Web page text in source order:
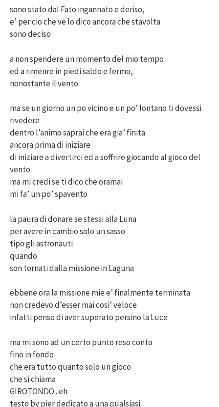
sono stato dal Fato ingannato e deriso,
e’ per cio che ve lo dico ancora che stavolta
sono deciso
a non spendere un momento del mio tempo
ed a rimenre in piedi saldo e fermo,
nonostante il vento
ma se un giorno un po vicino e un po’ lontano ti dovessi
rivedere
dentro l’animo saprai che era gia’ finita
ancora prima di iniziare
di iniziare a divertirci ed a soffrire giocando al gioco del
vento
ma mi credi se ti dico che oramai
mi fa’ un po’ spavento
la paura di donare se stessi alla Luna
per avere in cambio solo un sasso
tipo gli astronauti
quando
son tornati dalla missione in Laguna
ebbene ora la missione mie e’ finalmente terminata
non credevo d’esser mai cosi’ veloce
infatti penso di aver superato persino la Luce
ma mi sono ad un certo punto reso conto
fino in fondo
che era tutto quanto solo un gioco
che si chiama
GIROTONDO . eh
testo by pier dedicato a una qualsiasi